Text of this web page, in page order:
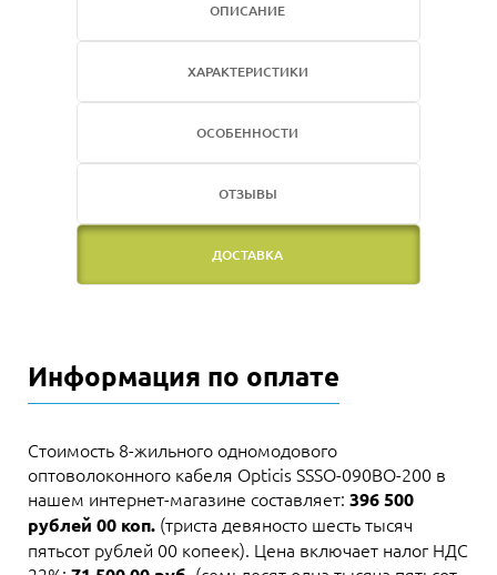
ОПИСАНИЕ
ХАРАКТЕРИСТИКИ
ОСОБЕННОСТИ
ОТЗЫВЫ
ДОСТАВКА
Информация по оплате
Стоимость 8-жильного одномодового
оптоволоконного кабеля Opticis SSSO-090BO-200 в
нашем интернет-магазине составляет: 396 500
рублей 00 коп. (триста девяносто шесть тысяч
пятьсот рублей 00 копеек). Цена включает налог НДС